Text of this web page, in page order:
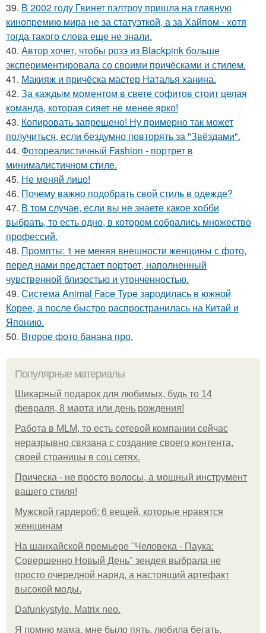
39. В 2002 году Гвинет пэлтроу пришла на главную
кинопремию мира не за статуэткой, а за Хайпом - хотя
тогда такого слова еще не знали.
40. Автор хочет, чтобы розэ из Blackpink больше
экспериментировала со своими причёсками и стилем.
41. Макияж и причёска мастер Наталья ханина.
42. За каждым моментом в свете софитов стоит целая
команда, которая сияет не менее ярко!
43. Копировать запрещено! Ну примерно так может
получиться, если бездумно повторять за "Звёздами".
44. Фотореалистичный Fashion - портрет в
минималистичном стиле.
45. Не меняй лицо!
46. Почему важно подобрать свой стиль в одежде?
47. В том случае, если вы не знаете какое хобби
выбрать, то есть одно, в котором собрались множество
профессий.
48. Промпты: 1 не меняя внешности женщины с фото,
перед нами предстает портрет, наполненный
чувственной близостью и утонченностью.
49. Система Animal Face Type зародилась в южной
Корее, а после быстро распространилась на Китай и
Японию.
50. Второе фото банана про.
Популярные материалы
Шикарный подарок для любимых, будь то 14
февраля, 8 марта или день рождения!
Работа в MLM, то есть сетевой компании сейчас
неразрывно связана с создание своего контента,
своей страницы в соц сетях.
Прическа - не просто волосы, а мощный инструмент
вашего стиля!
Мужской гардероб: 6 вещей, которые нравятся
женщинам
На шанхайской премьере "Человека - Паука:
Совершенно Новый День" зендея выбрала не
просто очередной наряд, а настоящий артефакт
высокой моды.
Dafunkystyle. Matrix neo.
Я помню мама, мне было пять, любила бегать,